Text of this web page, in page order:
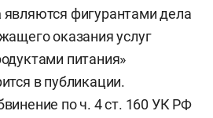
являются фигурантами дела
оказания услуг
питания»
в публикации.
по ч. 4 ст. 160 УК РФ